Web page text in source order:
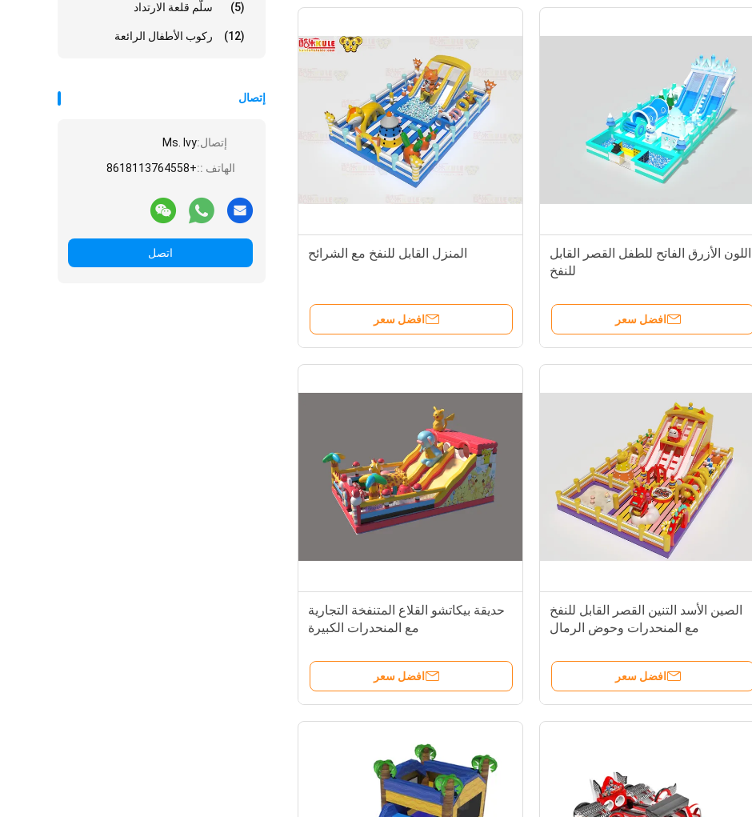
سلّم قلعة الارتداد (5)
ركوب الأطفال الرائعة (12)
إتصال
إتصال:Ms. Ivy
الهاتف ::+8618113764558
اتصل المنزل القابل للنفخ مع الشرائح
افضل سعر
اللون الأزرق الفاتح للطفل القصر القابل
للنفخ
افضل سعر
حديقة بيكاتشو القلاع المتنفخة التجارية
مع المنحدرات الكبيرة
افضل سعر
الصين الأسد التنين القصر القابل للنفخ
مع المنحدرات وحوض الرمال
افضل سعر